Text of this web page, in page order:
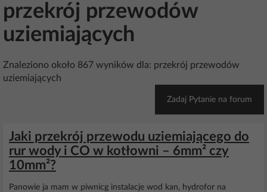
przekrój przewodów
uziemiających
Znaleziono około 867 wyników dla: przekrój przewodów
uziemiających
Zadaj Pytanie na forum
Jaki przekrój przewodu uziemiającego do
rur wody i CO w kotłowni – 6mm² czy
10mm²?
Panowie ja mam w piwnicg instalacje wod kan, hydrofor na